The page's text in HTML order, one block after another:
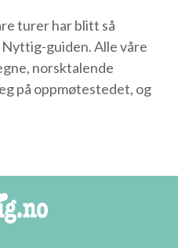
turer har blitt så
guiden. Alle våre
norsktalende
på oppmøtestedet, og